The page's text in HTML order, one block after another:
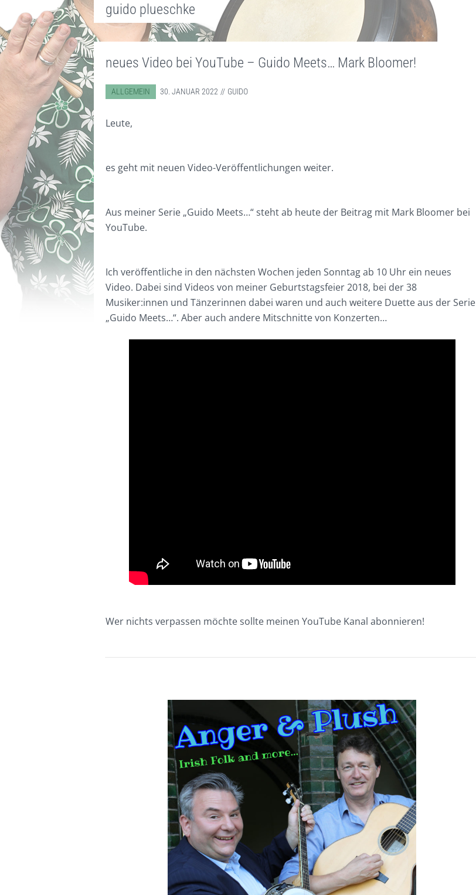
guido plueschke
neues Video bei YouTube – Guido Meets… Mark Bloomer!
ABGELEGT IN:
ALLGEMEIN 30. JANUAR 2022 GUIDO
Leute,
es geht mit neuen Video-Veröffentlichungen weiter.
Aus meiner Serie „Guido Meets…“ steht ab heute der Beitrag mit Mark Bloomer bei
YouTube.
Ich veröffentliche in den nächsten Wochen jeden Sonntag ab 10 Uhr ein neues
Video. Dabei sind Videos von meiner Geburtstagsfeier 2018, bei der 38
Musiker:innen und Tänzerinnen dabei waren und auch weitere Duette aus der Serie
„Guido Meets…“. Aber auch andere Mitschnitte von Konzerten…
Wer nichts verpassen möchte sollte meinen YouTube Kanal abonnieren!